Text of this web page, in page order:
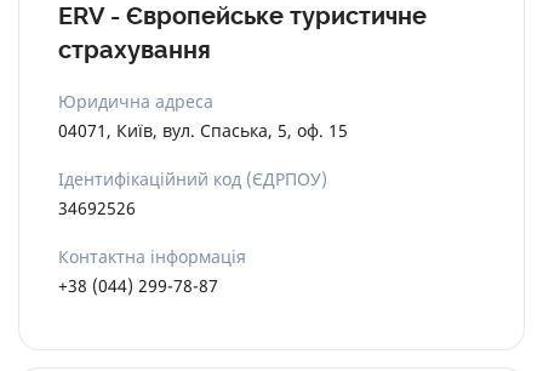
ERV - Європейське туристичне
страхування
Юридична адреса
04071, Київ, вул. Спаська, 5, оф. 15
Ідентифікаційний код (ЄДРПОУ)
34692526
Контактна інформація
+38 (044) 299-78-87